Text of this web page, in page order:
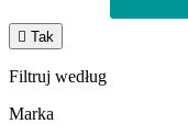
 Tak
Filtruj według
Marka